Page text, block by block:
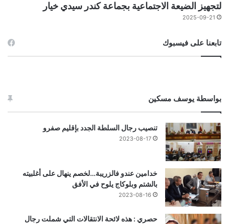
لتجهيز الضيعة الاجتماعية بجماعة كندر سيدي خيار
2025-09-21
تابعنا على فيسبوك
بواسطة يوسف مسكين
تنصيب رجال السلطة الجدد بإقليم صفرو
2023-08-17
خدامين عندو فالزريبة…لخصم ينهال على أغلبيته
بالشتم وبلوكاج يلوح في الأفق
2023-08-16
حصري : هذه لائحة الانتقالات التي شملت رجال